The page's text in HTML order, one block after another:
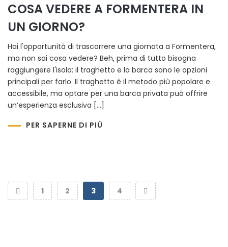
COSA VEDERE A FORMENTERA IN
UN GIORNO?
Hai l'opportunità di trascorrere una giornata a Formentera,
ma non sai cosa vedere? Beh, prima di tutto bisogna
raggiungere l'isola: il traghetto e la barca sono le opzioni
principali per farlo. Il traghetto è il metodo più popolare e
accessibile, ma optare per una barca privata può offrire
un’esperienza esclusiva […]
PER SAPERNE DI PIÙ
1 2 3 4